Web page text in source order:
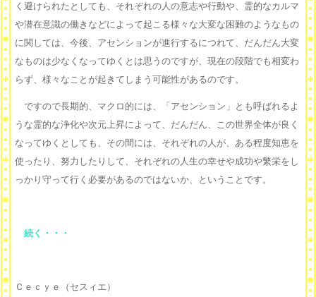
く避けられたとしても、それぞれの人の意志や行動や、霊的なカルマ
や潜在意識の働きなどによって起こる様々な大変な困難のようなもの
に関しては、今後、アセンションが進行するにつれて、だんだん大変
なものは少なくなってゆくとは思うのですが、現在の段階でも相変わ
らず、様々なことが起きてしまう可能性があるのです。
ですので長期的、マクロ的には、「アセンション」とも呼ばれるよ
うな霊的な浄化や次元上昇によって、だんだん、この世界全体が良く
なってゆくとしても、その間には、それぞれの人が、ある程度知恵を
使ったり、努力したりして、それぞれの人生の幸せや成功や繁栄をし
っかり守って行く必要があるのではないか、ということです。
続く・・・
Ｃｅｃｙｅ（セスィエ）